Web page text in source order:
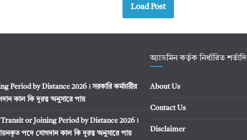
Load Post
Period by Distance 2026। সরকারি কর্মচারীর
কাল কি দূরত্ব অনুসারে পায়
Transit or Joining Period by Distance 2026।
পদে যোগদান কাল কি দূরত্ব অনুসারে পায়
অ্যাডমিন কর্তৃক নির্ধারিত শর্তাদি
About Us
Contact Us
Disclaimer